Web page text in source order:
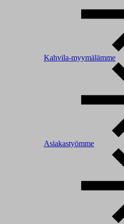
Kahvila-myymälämme
Asiakastyömme